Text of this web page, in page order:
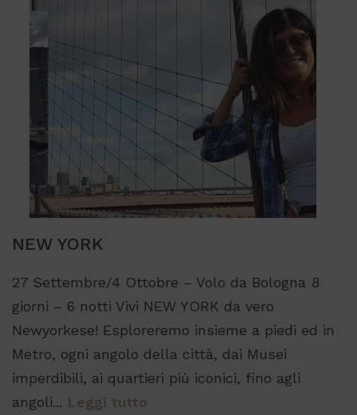
NEW YORK
27 Settembre/4 Ottobre – Volo da Bologna 8
giorni – 6 notti Vivi NEW YORK da vero
Newyorkese! Esploreremo insieme a piedi ed in
Metro, ogni angolo della città, dai Musei
imperdibili, ai quartieri più iconici, fino agli
angoli... Leggi tutto